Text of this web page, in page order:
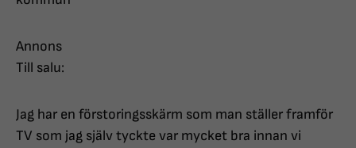
Annons
Till salu:
Jag har en förstoringsskärm som man ställer framför
TV som jag själv tyckte var mycket bra innan vi